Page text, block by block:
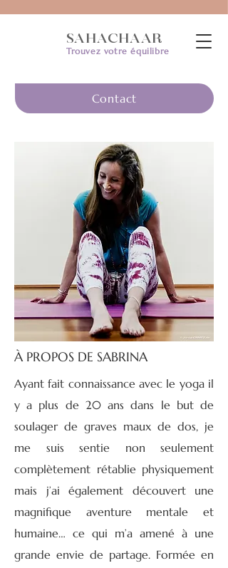
SAHACHAAR
Trouvez votre équilibre
Contact
À PROPOS DE SABRINA
Ayant fait connaissance avec le yoga il
y a plus de 20 ans dans le but de
soulager de graves maux de dos, je
me suis sentie non seulement
complètement rétablie physiquement
mais j’ai également découvert une
magnifique aventure mentale et
humaine… ce qui m’a amené à une
grande envie de partage. Formée en